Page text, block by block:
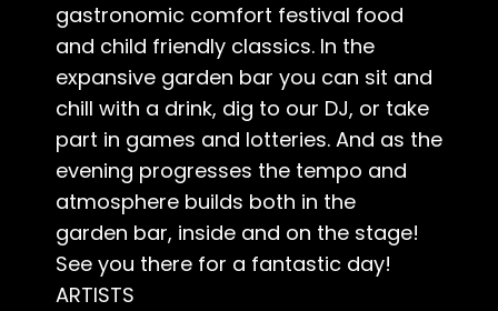
gastronomic comfort festival food
and child friendly classics. In the
expansive garden bar you can sit and
chill with a drink, dig to our DJ, or take
part in games and lotteries. And as the
evening progresses the tempo and
atmosphere builds both in the
garden bar, inside and on the stage!
See you there for a fantastic day!
ARTISTS